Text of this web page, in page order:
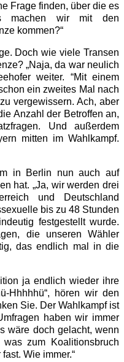
Frage finden, über die es
machen wir mit den
kommen?“
Doch wie viele Transen
„Naja, da war neulich
weiter. “Mit einem
ein zweites Mal nach
vergewissern. Ach, aber
Anzahl der Betroffen an,
Und außerdem
mitten im Wahlkampf.
in Berlin nun auch auf
hat. „Ja, wir werden drei
und Deutschland
bis zu 48 Stunden
festgestellt wurde.
die unseren Wähler
das endlich mal in die
ja endlich wieder ihre
Hhhhhü“, hören wir den
Sie. Der Wahlkampf ist
haben wir immer
wäre doch gelacht, wenn
zum Koalitionsbruch
Wie immer.“